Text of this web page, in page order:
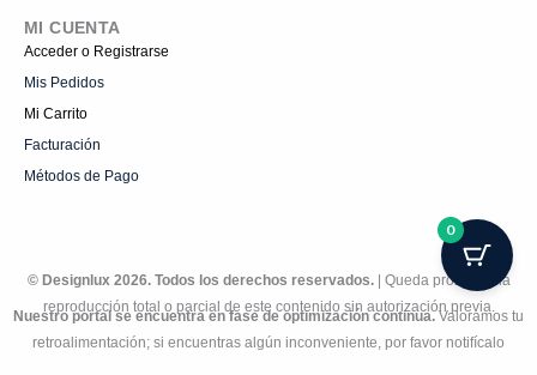
MI CUENTA
Acceder o Registrarse
Mis Pedidos
Mi Carrito
Facturación
Métodos de Pago
© Designlux 2026. Todos los derechos reservados.| Queda prohibida la
reproducción total o parcial de este contenido sin autorización previa.
Nuestro portal se encuentra en fase de optimización continua.Valoramos tu
retroalimentación; si encuentras algún inconveniente, por favor notifícalo
0